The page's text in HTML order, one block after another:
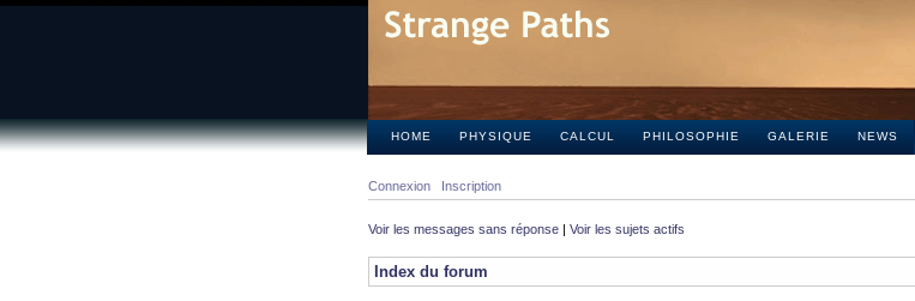
HOME PHYSIQUE CALCUL PHILOSOPHIE GALERIE NEWS
Connexion Inscription
Voir les messages sans réponse | Voir les sujets actifs
Index du forum